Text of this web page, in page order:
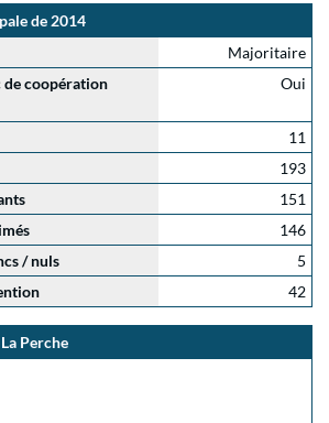
de 2014
Majoritaire
de coopération
Oui
11
193
151
146
/ nuls
5
42
Perche